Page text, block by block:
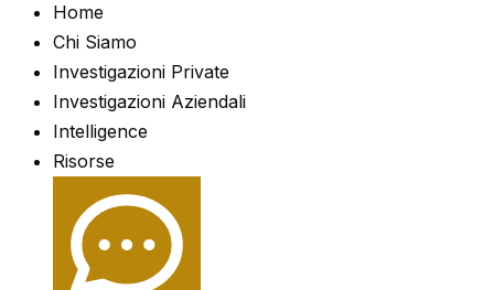
Home
Chi Siamo
Investigazioni Private
Investigazioni Aziendali
Intelligence
Risorse